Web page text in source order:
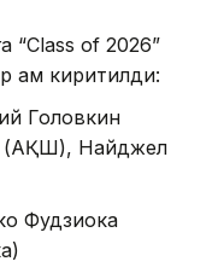
“Class of 2026”
ҳам киритилди:
Головкин
(АҚШ), Найджел
Фудзиока